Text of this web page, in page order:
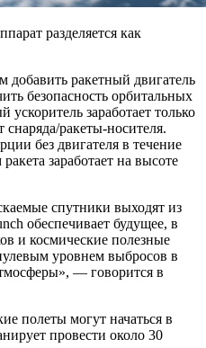
разделяется как
ракетный двигатель
безопасность орбитальных
заработает только
снаряда/ракеты-носителя.
без двигателя в течение
заработает на высоте
спутники выходят из
обеспечивает будущее, в
и космические полезные
уровнем выбросов в
— говорится в
полеты могут начаться в
провести около 30